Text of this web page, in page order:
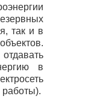
так и в
в